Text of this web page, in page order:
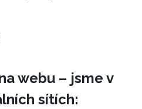
webu – jsme v
sítích: